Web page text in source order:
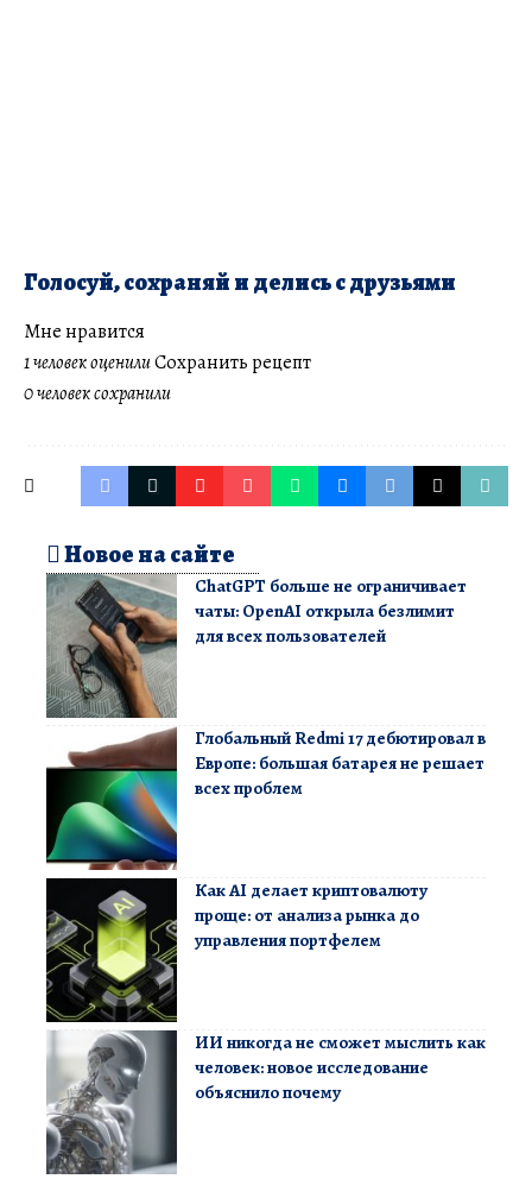
Голосуй, сохраняй и делись с друзьями
Мне нравится
1 человек оценилиСохранить рецепт
0 человек сохранили
Новое на сайте
ChatGPT больше не ограничивает
чаты: OpenAI открыла безлимит
для всех пользователей
Глобальный Redmi 17 дебютировал в
Европе: большая батарея не решает
всех проблем
Как AI делает криптовалюту
проще: от анализа рынка до
управления портфелем
ИИ никогда не сможет мыслить как
человек: новое исследование
объяснило почему